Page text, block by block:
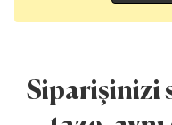
Siparişinizi